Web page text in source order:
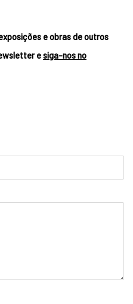
e obras de outros
esiga-nos no